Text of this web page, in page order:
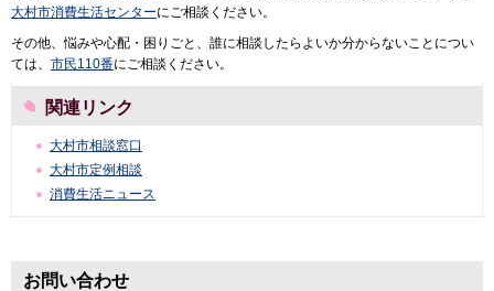
大村市消費生活センターにご相談ください。
その他、悩みや心配・困りごと、誰に相談したらよいか分からないことについ
ては、 市民110番にご相談ください。
関連リンク
大村市相談窓口
大村市定例相談
消費生活ニュース
お問い合わせ